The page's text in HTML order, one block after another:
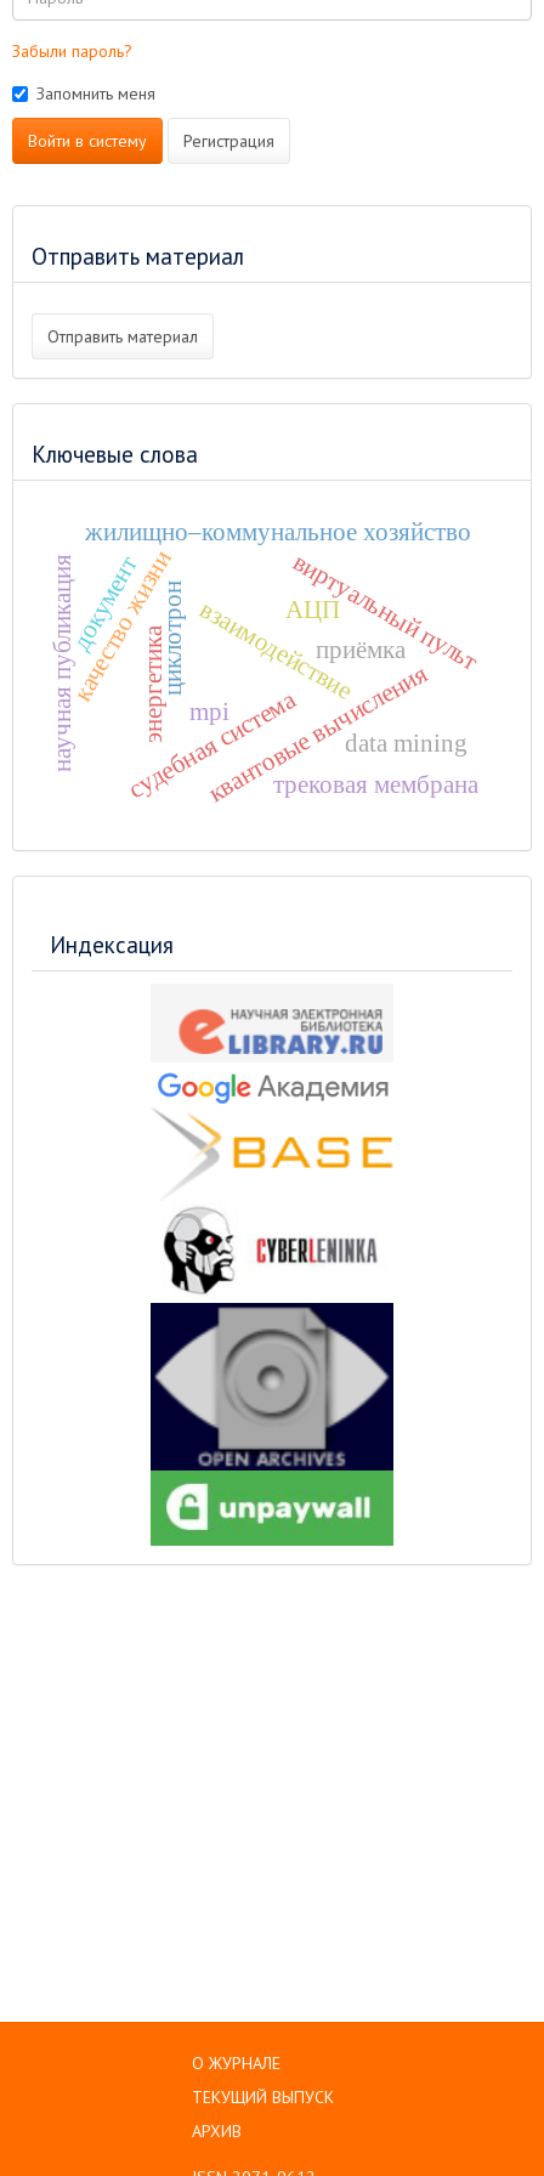
Забыли пароль?
Запомнить меня
Войти в систему Регистрация
Отправить материал
Отправить материал
Ключевые слова
квантовые вычисления
взаимодействие
энергетика
виртуальный пульт
mpi
жилищно–коммунальное хозяйство
качество жизни
судебная система
документ
научная публикация data mining
трековая мембрана
циклотрон
АЦП
приёмка
Индексация
О ЖУРНАЛЕ
ТЕКУЩИЙ ВЫПУСК
АРХИВ